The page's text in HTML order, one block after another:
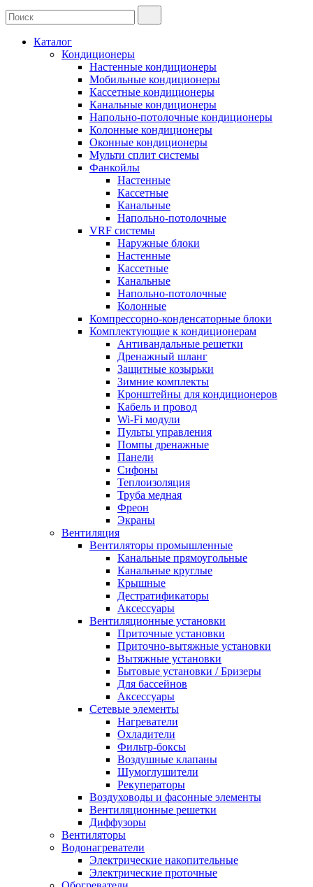
Каталог
Кондиционеры
Настенные кондиционеры
Мобильные кондиционеры
Кассетные кондиционеры
Канальные кондиционеры
Напольно-потолочные кондиционеры
Колонные кондиционеры
Оконные кондиционеры
Мульти сплит системы
Фанкойлы
Настенные
Кассетные
Канальные
Напольно-потолочные
VRF системы
Наружные блоки
Настенные
Кассетные
Канальные
Напольно-потолочные
Колонные
Компрессорно-конденсаторные блоки
Комплектующие к кондиционерам
Антивандальные решетки
Дренажный шланг
Защитные козырьки
Зимние комплекты
Кронштейны для кондиционеров
Кабель и провод
Wi-Fi модули
Пульты управления
Помпы дренажные
Панели
Сифоны
Теплоизоляция
Труба медная
Фреон
Экраны
Вентиляция
Вентиляторы промышленные
Канальные прямоугольные
Канальные круглые
Крышные
Дестратификаторы
Аксессуары
Вентиляционные установки
Приточные установки
Приточно-вытяжные установки
Вытяжные установки
Бытовые установки / Бризеры
Для бассейнов
Аксессуары
Сетевые элементы
Нагреватели
Охладители
Фильтр-боксы
Воздушные клапаны
Шумоглушители
Рекуператоры
Воздуховоды и фасонные элементы
Вентиляционные решетки
Диффузоры
Вентиляторы
Водонагреватели
Электрические накопительные
Электрические проточные